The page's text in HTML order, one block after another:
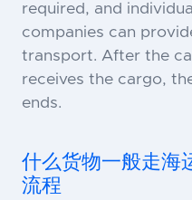
required, and
companies can
transport. After the
receives the cargo,
ends.
什么货物一般走海
流程